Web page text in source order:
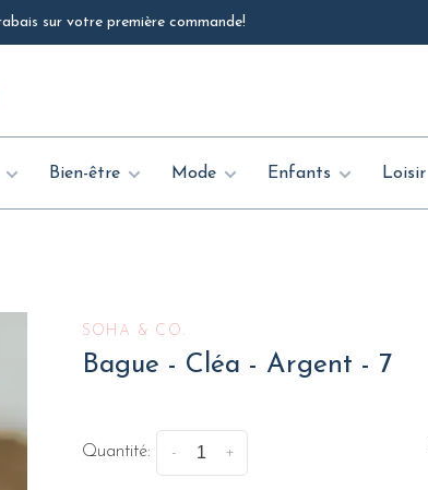
sur votre première commande!
Bien-être Mode Enfants Loisir
SOHA & CO.
Bague - Cléa - Argent - 7
Quantité: +
-